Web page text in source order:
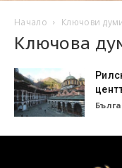
Начало Ключови
Ключова